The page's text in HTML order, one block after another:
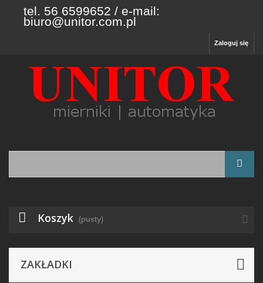
tel. 56 6599652 / e-mail:
biuro@unitor.com.pl
Zaloguj się
Koszyk (pusty)
ZAKŁADKI